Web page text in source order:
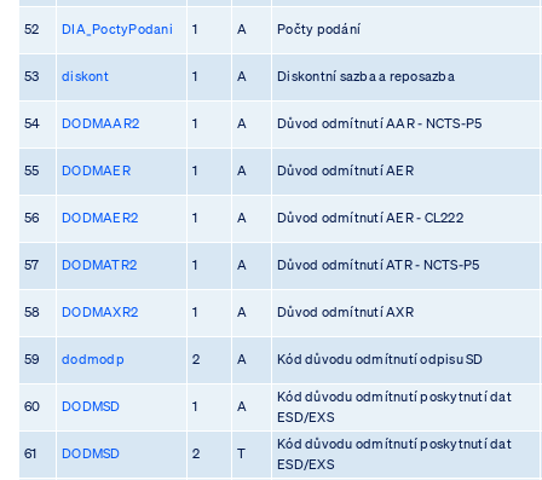
52 DIA_PoctyPodani 1 A Počty podání
53 diskont 1 A Diskontní sazba a reposazba
54 DODMAAR2 1 A Důvod odmítnutí AAR - NCTS-P5
55 DODMAER 1 A Důvod odmítnutí AER
56 DODMAER2 1 A Důvod odmítnutí AER - CL222
57 DODMATR2 1 A Důvod odmítnutí ATR - NCTS-P5
58 DODMAXR2 1 A Důvod odmítnutí AXR
59 dodmodp 2 A Kód důvodu odmítnutí odpisu SD
60 DODMSD 1 A
Kód důvodu odmítnutí poskytnutí dat
ESD/EXS
61 DODMSD 2 T
Kód důvodu odmítnutí poskytnutí dat
ESD/EXS